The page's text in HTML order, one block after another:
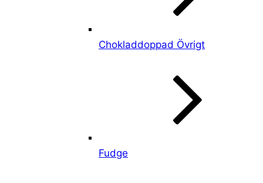
Chokladdoppad Övrigt
Fudge